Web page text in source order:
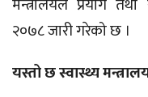
मन्त्रालयले प्रयोग
२०७८ जारी गरेको छ ।
यस्तो छ स्वास्थ्य